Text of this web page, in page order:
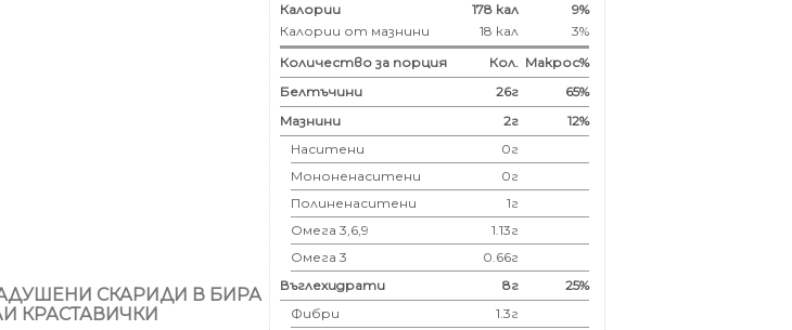
СКАРИДИ В БИРА
КРАСТАВИЧКИ
Калории 178 кал
9%
Калории от мазнини
18 кал
3%
Количество за порция
Кол. Макрос%
Белтъчини
26г
65%
Мазнини
2г
12%
Наситени
0г
Мононенаситени
0г
Полиненаситени
1г
Омега 3,6,9
1.13г
Омега 3
0.66г
Въглехидрати
8г
25%
Фибри
1.3г